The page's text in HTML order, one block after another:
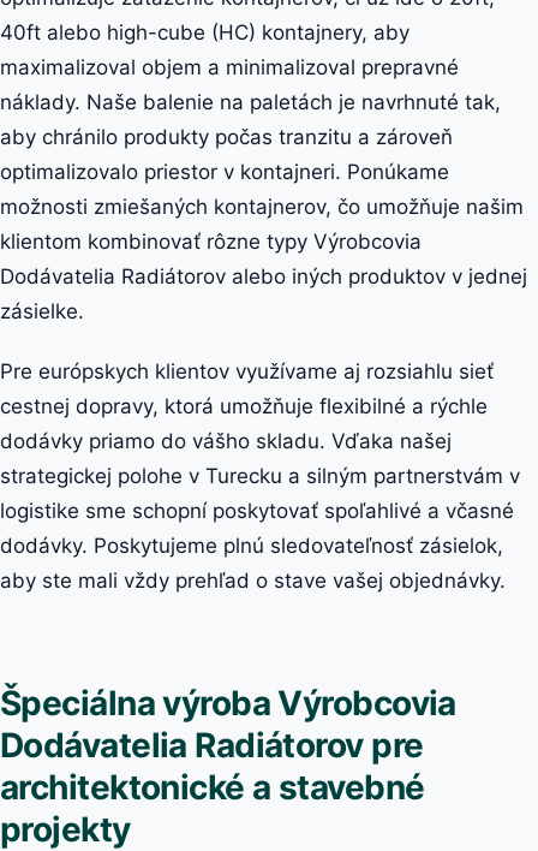
40ft alebo high-cube (HC) kontajnery, aby
maximalizoval objem a minimalizoval prepravné
náklady. Naše balenie na paletách je navrhnuté tak,
aby chránilo produkty počas tranzitu a zároveň
optimalizovalo priestor v kontajneri. Ponúkame
možnosti zmiešaných kontajnerov, čo umožňuje našim
klientom kombinovať rôzne typy Výrobcovia
Dodávatelia Radiátorov alebo iných produktov v jednej
zásielke.
Pre európskych klientov využívame aj rozsiahlu sieť
cestnej dopravy, ktorá umožňuje flexibilné a rýchle
dodávky priamo do vášho skladu. Vďaka našej
strategickej polohe v Turecku a silným partnerstvám v
logistike sme schopní poskytovať spoľahlivé a včasné
dodávky. Poskytujeme plnú sledovateľnosť zásielok,
aby ste mali vždy prehľad o stave vašej objednávky.
Špeciálna výroba Výrobcovia
Dodávatelia Radiátorov pre
architektonické a stavebné
projekty